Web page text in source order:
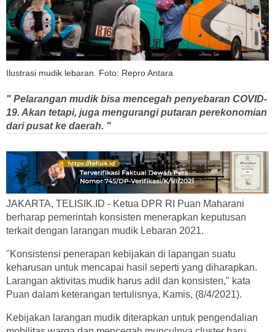
Ilustrasi mudik lebaran. Foto: Repro Antara
" Pelarangan mudik bisa mencegah penyebaran COVID-
19. Akan tetapi, juga mengurangi putaran perekonomian
dari pusat ke daerah. "
JAKARTA, TELISIK.ID - Ketua DPR RI Puan Maharani
berharap pemerintah konsisten menerapkan keputusan
terkait dengan larangan mudik Lebaran 2021.
"Konsistensi penerapan kebijakan di lapangan suatu
keharusan untuk mencapai hasil seperti yang diharapkan.
Larangan aktivitas mudik harus adil dan konsisten," kata
Puan dalam keterangan tertulisnya, Kamis, (8/4/2021).
Kebijakan larangan mudik diterapkan untuk pengendalian